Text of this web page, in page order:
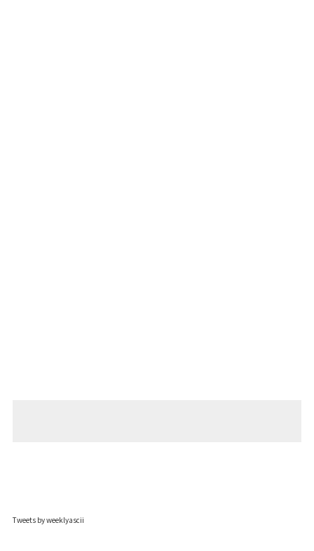
Tweets by weeklyascii